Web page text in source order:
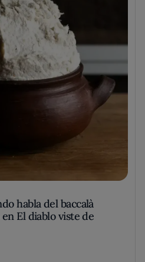
habla del baccalà
El diablo viste de